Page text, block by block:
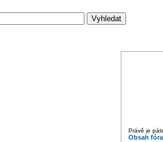
Právě je
Obsah